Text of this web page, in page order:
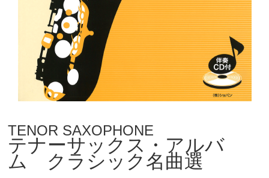
TENOR SAXOPHONE
テナーサックス・アルバ
ム クラシック名曲選